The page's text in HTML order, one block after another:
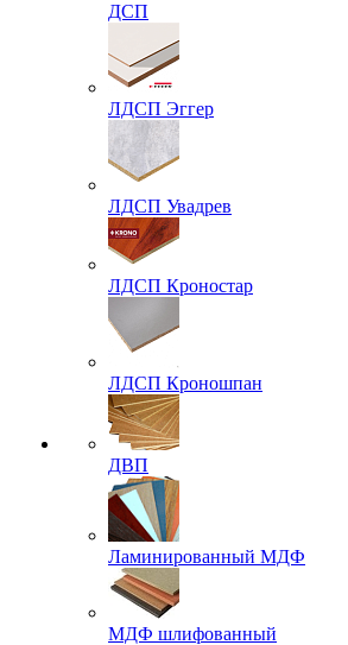
ДСП
ЛДСП Эггер
ЛДСП Увадрев
ЛДСП Кроностар
ЛДСП Кроношпан
ДВП
Ламинированный МДФ
МДФ шлифованный